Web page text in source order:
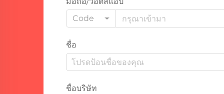
Code
ชื่อ
ชื่อบริษัท